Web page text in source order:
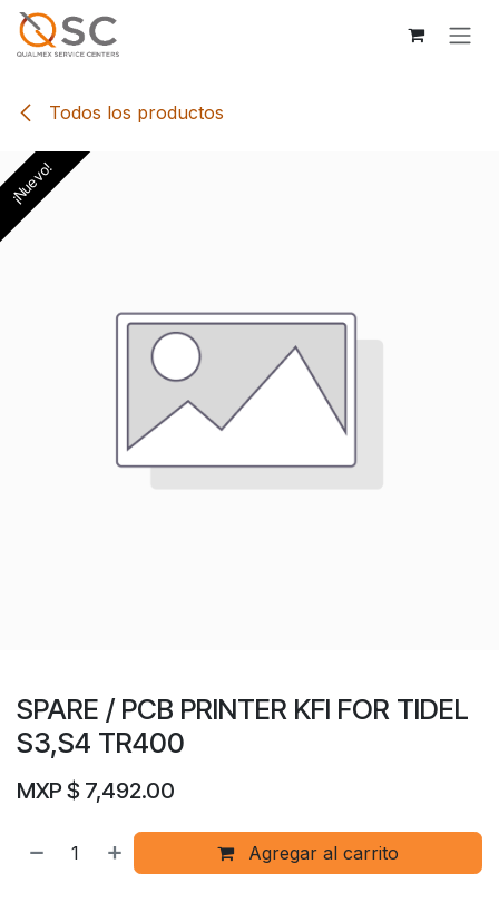
Ir al contenido
Todos los productos
¡Nuevo!
SPARE / PCB PRINTER KFI FOR TIDEL
S3,S4 TR400
MXP $ 7,492.00
Agregar al carrito